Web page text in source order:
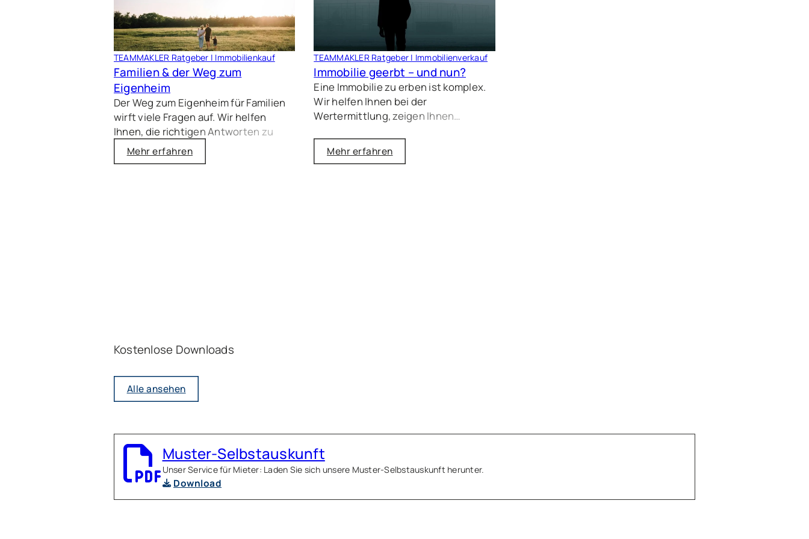
TEAMMAKLER Ratgeber | Immobilienkauf
Familien & der Weg zum
Eigenheim
Der Weg zum Eigenheim für Familien
wirft viele Fragen auf. Wir helfen
Ihnen, die richtigen Antworten zu
finden – von
Finanzierungsmöglichkeiten über die
Mehr erfahren
TEAMMAKLER Ratgeber | Immobilienverkauf
Immobilie geerbt – und nun?
Eine Immobilie zu erben ist komplex.
Wir helfen Ihnen bei der
Wertermittlung, zeigen Ihnen
Vermietung oder Verkauf und
unterstützen Sie in
Mehr erfahren
Kostenlose Downloads
Alle ansehen
Muster-Selbstauskunft
Unser Service für Mieter: Laden Sie sich unsere Muster-Selbstauskunft herunter.
Download